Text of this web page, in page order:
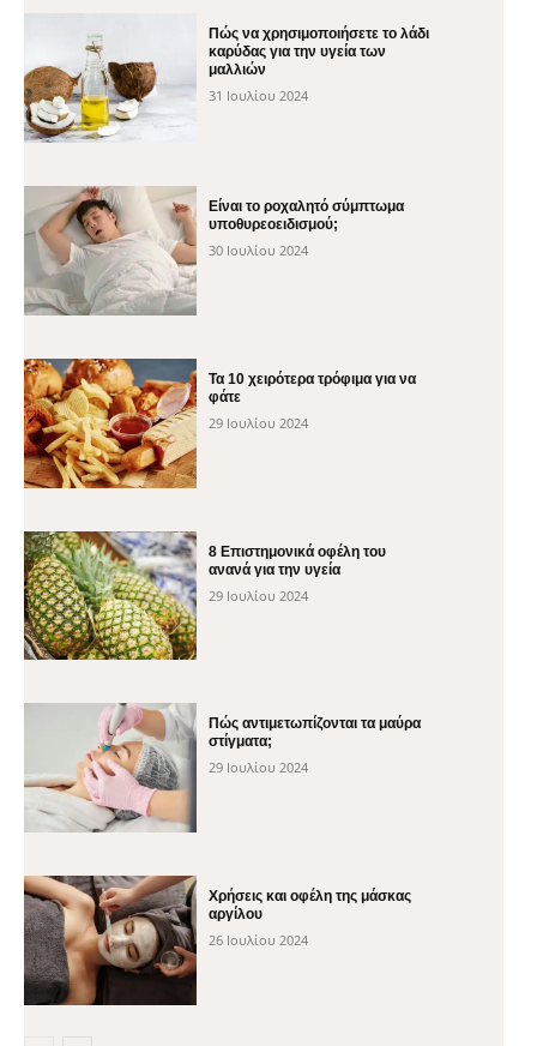
Πώς να χρησιμοποιήσετε το λάδι
καρύδας για την υγεία των
μαλλιών
31 Ιουλίου 2024
Είναι το ροχαλητό σύμπτωμα
υποθυρεοειδισμού;
30 Ιουλίου 2024
Τα 10 χειρότερα τρόφιμα για να
φάτε
29 Ιουλίου 2024
8 Επιστημονικά οφέλη του
ανανά για την υγεία
29 Ιουλίου 2024
Πώς αντιμετωπίζονται τα μαύρα
στίγματα;
29 Ιουλίου 2024
Χρήσεις και οφέλη της μάσκας
αργίλου
26 Ιουλίου 2024